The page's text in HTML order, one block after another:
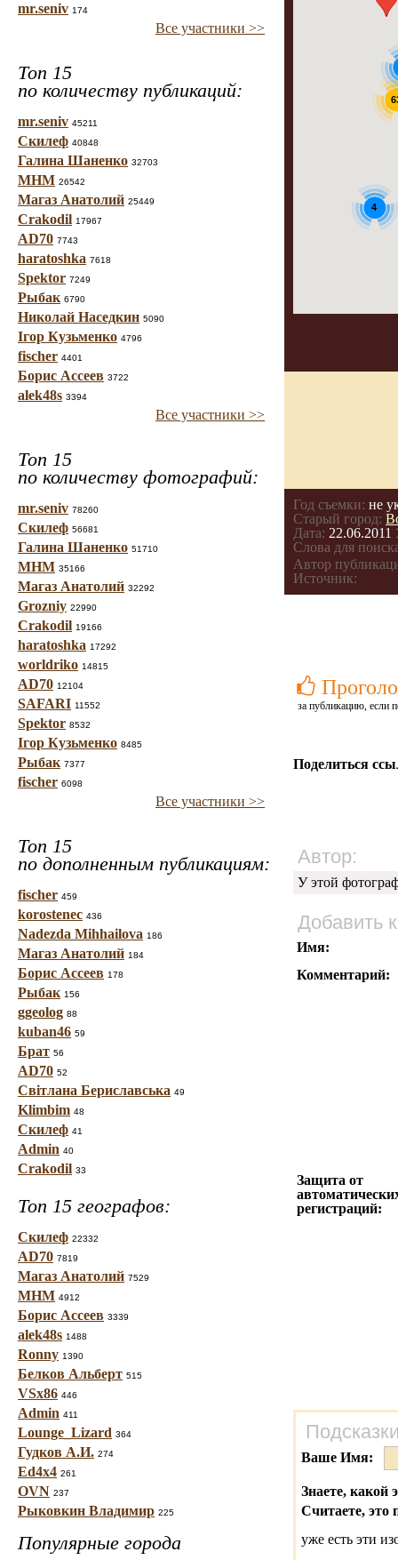
mr.seniv 174
Все участники >>
Топ 15
по количеству публикаций:
mr.seniv 45211
Скилеф 40848
Галина Шаненко 32703
МНМ 26542
Магаз Анатолий 25449
Crakodil 17967
AD70 7743
haratoshka 7618
Spektor 7249
Рыбак 6790
Николай Наседкин 5090
Ігор Кузьменко 4796
fischer 4401
Борис Ассеев 3722
alek48s 3394
Все участники >>
Топ 15
по количеству фотографий:
mr.seniv 78260
Скилеф 56681
Галина Шаненко 51710
МНМ 35166
Магаз Анатолий 32292
Grozniy 22990
Crakodil 19166
haratoshka 17292
worldriko 14815
AD70 12104
SAFARI 11552
Spektor 8532
Ігор Кузьменко 8485
Рыбак 7377
fischer 6098
Все участники >>
Топ 15
по дополненным публикациям:
fischer 459
korostenec 436
Nadezda Mihhailova 186
Магаз Анатолий 184
Борис Ассеев 178
Рыбак 156
ggeolog 88
kuban46 59
Брат 56
AD70 52
Світлана Бериславська 49
Klimbim 48
Скилеф 41
Admin 40
Crakodil 33
Топ 15 географов:
Скилеф 22332
AD70 7819
Магаз Анатолий 7529
МНМ 4912
Борис Ассеев 3339
alek48s 1488
Ronny 1390
Белков Альберт 515
VSx86 446
Admin 411
Lounge_Lizard 364
Гудков А.И. 274
Ed4x4 261
OVN 237
Рыковкин Владимир 225
Популярные города
4
Год съемки: не
Старый город:
Дата: 22.06.2011
Слова для
Автор
Источник:
за публикацию, если
Поделиться
Автор:
У этой
Добавить
Имя:
Комментарий:
Защита от
регистраций:
Ваше Имя:
Знаете, какой
Считаете, это
уже есть эти